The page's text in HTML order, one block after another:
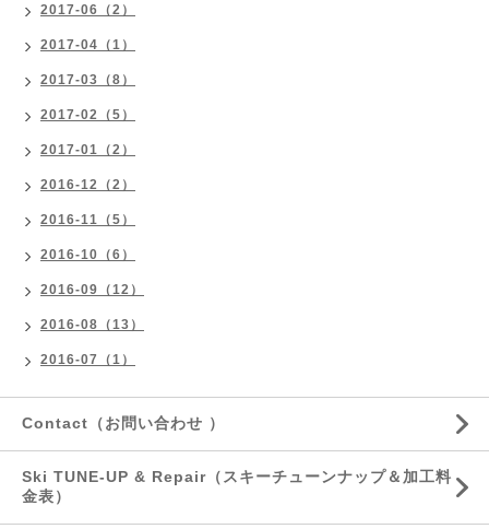
2017-06（2）
2017-04（1）
2017-03（8）
2017-02（5）
2017-01（2）
2016-12（2）
2016-11（5）
2016-10（6）
2016-09（12）
2016-08（13）
2016-07（1）
Contact（お問い合わせ ）
Ski TUNE-UP & Repair（スキーチューンナップ＆加工料
金表）